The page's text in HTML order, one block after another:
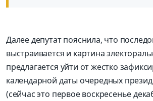
Далее депутат пояснила, что
выстраивается и картина
предлагается уйти от жестко
календарной даты очередных
(сейчас это первое воскресенье